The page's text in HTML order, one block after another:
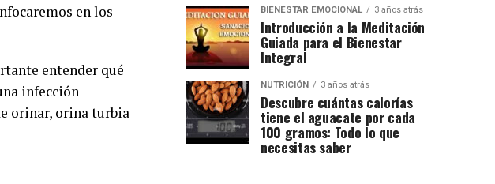
en los
entender qué
infección
orinar, orina turbia
BIENESTAR EMOCIONAL 3 años atrás
Introducción a la Meditación
Guiada para el Bienestar
Integral
NUTRICIÓN 3 años atrás
Descubre cuántas calorías
tiene el aguacate por cada
100 gramos: Todo lo que
necesitas saber